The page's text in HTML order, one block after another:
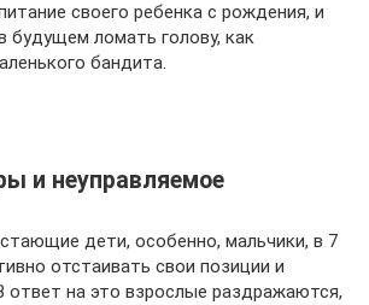
своего ребенка с рождения, и
будущем ломать голову, как
бандита.
и неуправляемое
дети, особенно, мальчики, в 7
отстаивать свои позиции и
ответ на это взрослые раздражаются,